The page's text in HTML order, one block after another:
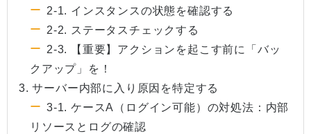
2-1. インスタンスの状態を確認する
2-2. ステータスチェックする
2-3. 【重要】アクションを起こす前に「バッ
クアップ」を！
3. サーバー内部に入り原因を特定する
3-1. ケースA（ログイン可能）の対処法：内部
リソースとログの確認